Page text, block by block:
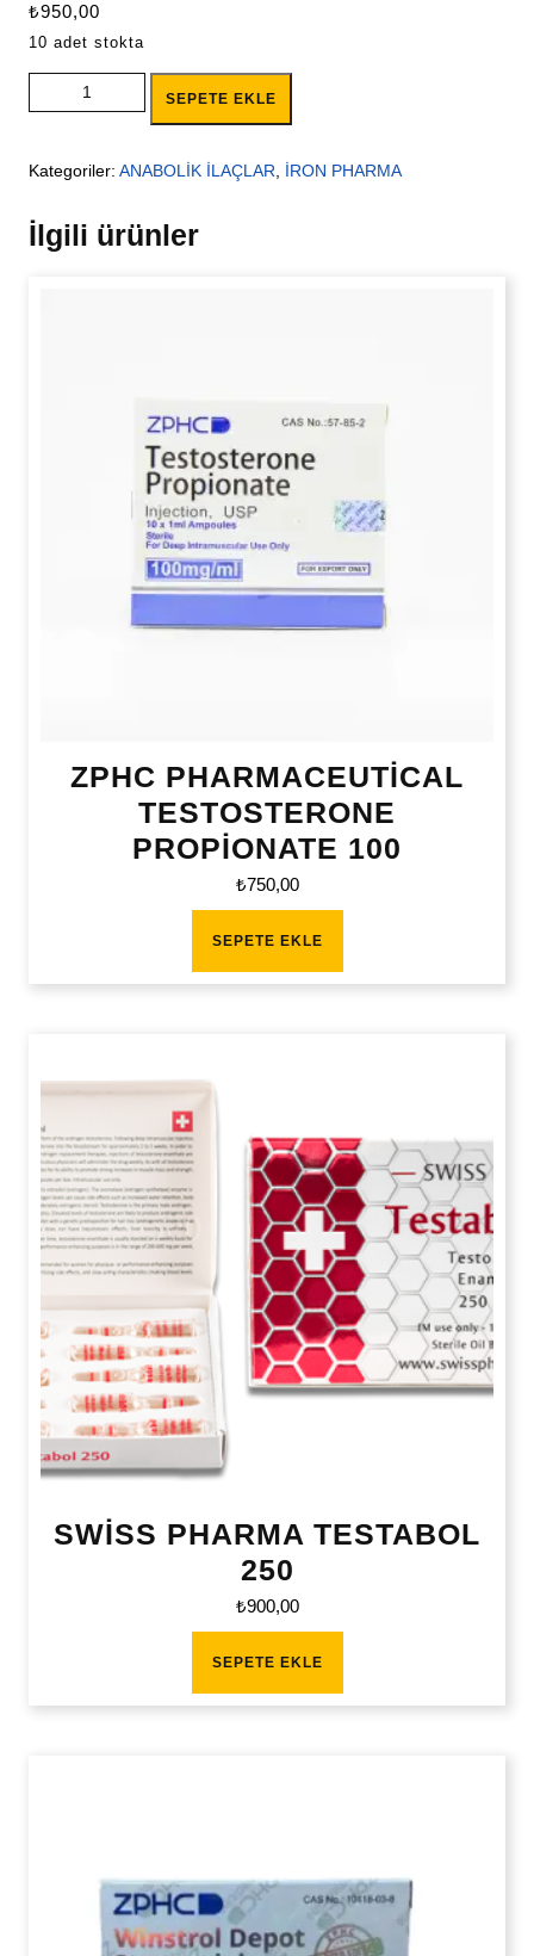
₺950,00
10 adet stokta
İRON PHARMA MADOL 10MG 100TABLET (DESOXYMETHYL
TESTOSTERONE) adetSEPETE EKLE
Kategoriler: ANABOLİK İLAÇLAR İRON PHARMA
İlgili ürünler
ZPHC PHARMACEUTİCAL
TESTOSTERONE
PROPİONATE 100
₺750,00
SEPETE EKLE
SWİSS PHARMA TESTABOL
250
₺900,00
SEPETE EKLE